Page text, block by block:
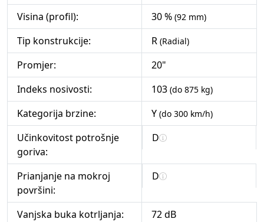
Visina (profil):
30 % (92 mm)
Tip konstrukcije: R (Radial)
Promjer:
20"
Indeks nosivosti:
103 (do 875 kg)
Kategorija brzine: Y (do 300 km/h)
Učinkovitost potrošnje
goriva:
D
Prianjanje na mokroj
površini:
D
Vanjska buka kotrljanja:
72 dB